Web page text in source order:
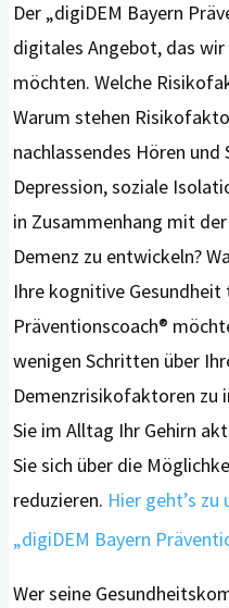
Der „digiDEM Bayern
digitales Angebot, das wir
möchten. Welche
Warum stehen
nachlassendes Hören
Depression, soziale
in Zusammenhang mit
Demenz zu entwickeln?
Ihre kognitive
Präventionscoach®
wenigen Schritten über
Demenzrisikofaktoren zu
Sie im Alltag Ihr Gehirn
Sie sich über die
reduzieren. Hier geht’s
„digiDEM Bayern
Wer seine